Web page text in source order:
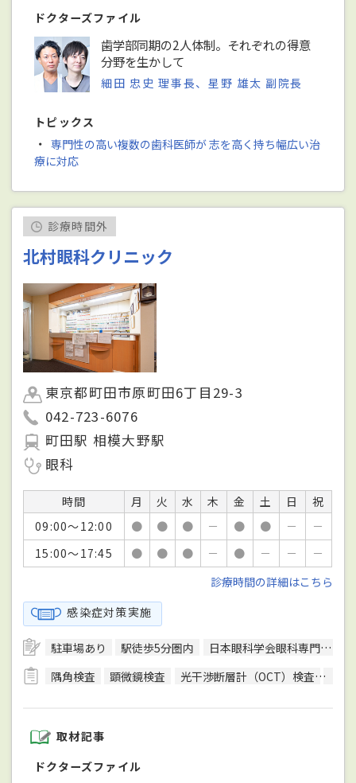
ドクターズファイル
歯学部同期の2人体制。それぞれの得意
分野を生かして
細田 忠史 理事長、星野 雄太 副院長
トピックス
・ 専門性の高い複数の歯科医師が 志を高く持ち幅広い治
療に対応
診療時間外
北村眼科クリニック
東京都町田市原町田6丁目29-3
042-723-6076
町田駅 相模大野駅
眼科
時間 月 火 水 木 金 土 日
祝
09:00～12:00
● ● ● － ● ● －
－
15:00～17:45
● ● ● － ● － －
－
診療時間の詳細はこちら
感染症対策実施
駐車場あり 駅徒歩5分圏内 日本眼科学会眼科専門医
隅角検査
顕微鏡検査 光干渉断層計（OCT）検査
取材記事
ドクターズファイル